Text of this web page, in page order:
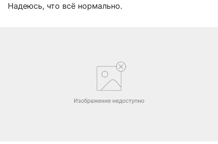
Надеюсь, что всё нормально.